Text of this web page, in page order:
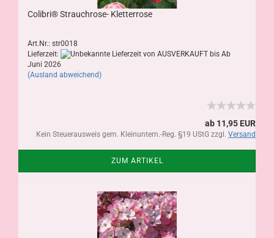
Colibri® Strauchrose- Kletterrose
Art.Nr.: str0018
Lieferzeit:
von AUSVERKAUFT bis Ab
Juni 2026
(Ausland abweichend)
ab 11,95 EUR
Kein Steuerausweis gem. Kleinuntern.-Reg. §19 UStG zzgl. Versand
ZUM ARTIKEL